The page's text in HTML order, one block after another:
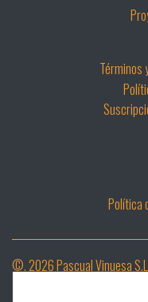
Términos
Política
©. 2026 Pascual Vinuesa
Desarrollar e